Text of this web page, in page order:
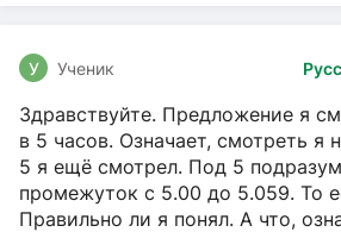
У Ученик
Здравствуйте. Предложение я
в 5 часов. Означает, смотреть я
5 я ещё смотрел. Под 5
промежуток с 5.00 до 5.059. То
Правильно ли я понял. А что,